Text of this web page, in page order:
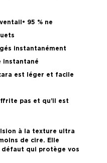
95 % ne
instantanément
instantané
est léger et facile
pas et qu’il est
à la texture ultra
de cire. Elle
qui protège vos